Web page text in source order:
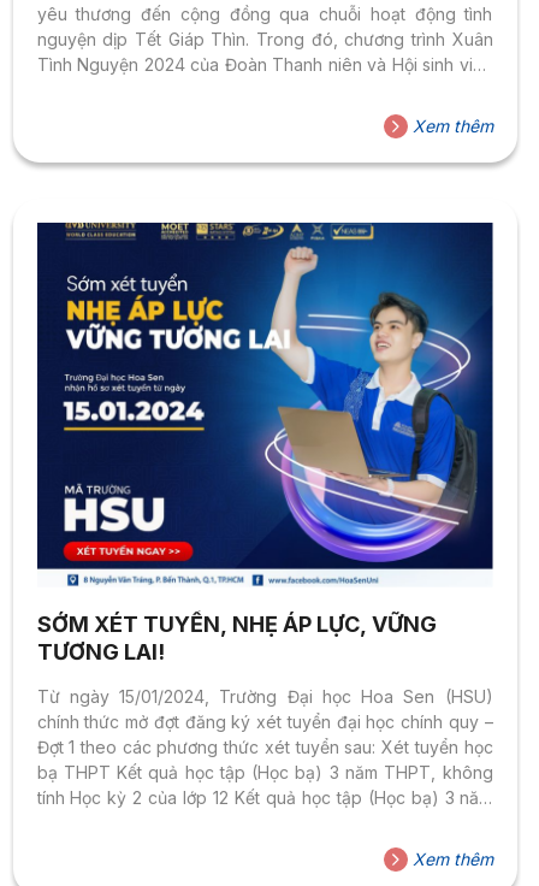
yêu thương đến cộng đồng qua chuỗi hoạt động tình
nguyện dịp Tết Giáp Thìn. Trong đó, chương trình Xuân
Tình Nguyện 2024 của Đoàn Thanh niên và Hội sinh viên
sân chơi ngày Tết cho các em tại trường Chuyên biệt
Quận 10. Song song đó, các bạn sinh viên khoa Tài Chính
– Ngân Hàng đã tổ chức chương trình Xuân Ấm Áp 2024
Xem thêm
SỚM XÉT TUYỂN, NHẸ ÁP LỰC, VỮNG
TƯƠNG LAI!
Từ ngày 15/01/2024, Trường Đại học Hoa Sen (HSU)
chính thức mở đợt đăng ký xét tuyển đại học chính quy –
Đợt 1 theo các phương thức xét tuyển sau: Xét tuyển học
bạ THPT Kết quả học tập (Học bạ) 3 năm THPT, không
tính Học kỳ 2 của lớp 12 Kết quả học tập (Học bạ) 3 năm
Xét tuyển thẳng vào Trường Xét tuyển trên kết quả kỳ thi
Đánh giá năng lực ĐHQG TP.HCM và ĐHQG Hà Nội 2024
Xem thêm